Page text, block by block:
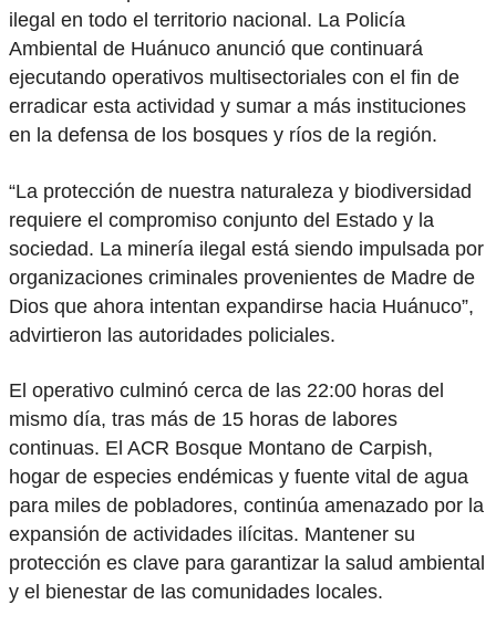
ilegal en todo el territorio nacional. La Policía
Ambiental de Huánuco anunció que continuará
ejecutando operativos multisectoriales con el fin de
erradicar esta actividad y sumar a más instituciones
en la defensa de los bosques y ríos de la región.
“La protección de nuestra naturaleza y biodiversidad
requiere el compromiso conjunto del Estado y la
sociedad. La minería ilegal está siendo impulsada por
organizaciones criminales provenientes de Madre de
Dios que ahora intentan expandirse hacia Huánuco”,
advirtieron las autoridades policiales.
El operativo culminó cerca de las 22:00 horas del
mismo día, tras más de 15 horas de labores
continuas. El ACR Bosque Montano de Carpish,
hogar de especies endémicas y fuente vital de agua
para miles de pobladores, continúa amenazado por la
expansión de actividades ilícitas. Mantener su
protección es clave para garantizar la salud ambiental
y el bienestar de las comunidades locales.